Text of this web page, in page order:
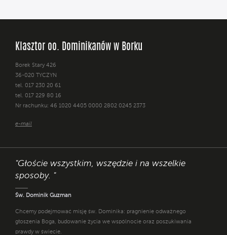
Klasztor oo. Dominikanów w Borku
Borek Stary 426
36-020 TYCZYN
tel. 017 230 20 61
tel. 017 229 80 16
Nr rachunku: 46 1020 4405 0000 2802 0245 2373
e-mail
"Głoście wszystkim, wszędzie i na wszelkie
sposoby. "
Św. Dominik Guzman
Chcemy podejmować misję św. Dominika: pragnienie odważnego
głoszenia Boga, budowanie życia we wspólnocie oraz poszukiwania
prawdy w świecie.